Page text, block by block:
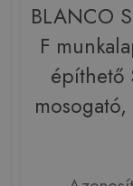
BLANCO
F
építhető